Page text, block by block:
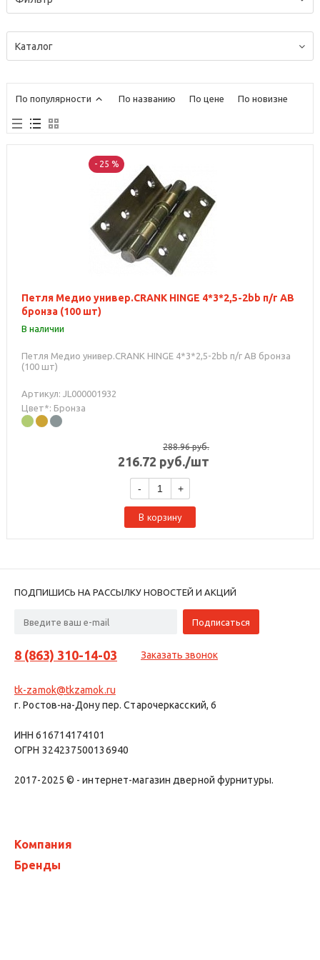
Каталог
По популярности По названию По цене По новизне
- 25 %
Петля Медио универ.CRANK HINGE 4*3*2,5-2bb п/г AB
бронза (100 шт)
В наличии
Петля Медио универ.CRANK HINGE 4*3*2,5-2bb п/г AB бронза
(100 шт)
Артикул: JL000001932
Цвет*: Бронза
288.96руб.
216.72 руб./шт
- +
В корзину
ПОДПИШИСЬ НА РАССЫЛКУ НОВОСТЕЙ И АКЦИЙ
8 (863) 310-14-03 Заказать звонок
tk-zamok@tkzamok.ru
г. Ростов-на-Дону пер. Старочеркасский, 6
ИНН 616714174101
ОГРН 324237500136940
2017-2025 © - интернет-магазин дверной фурнитуры.
Компания
Бренды